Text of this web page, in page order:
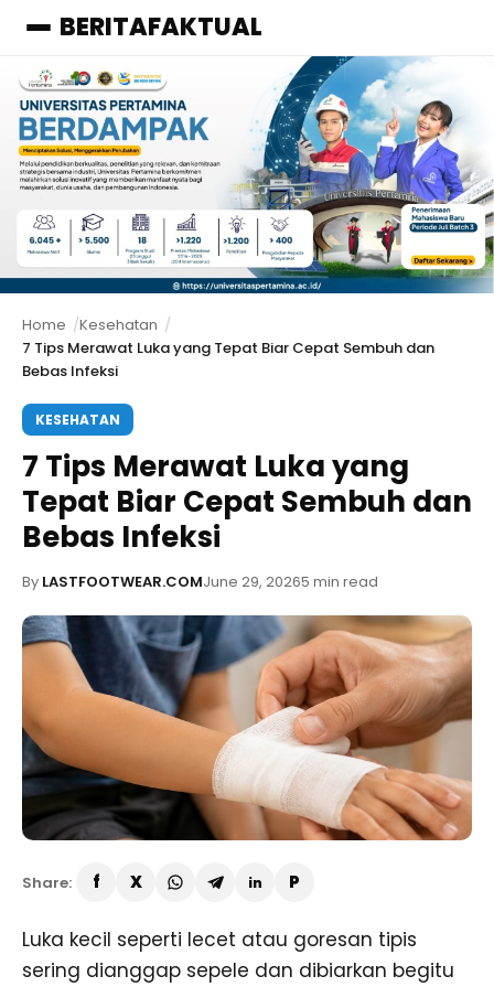
MenuBERITAFAKTUAL
Home
Kesehatan
7 Tips Merawat Luka yang Tepat Biar Cepat Sembuh dan
Bebas Infeksi
KESEHATAN
7 Tips Merawat Luka yang
Tepat Biar Cepat Sembuh dan
Bebas Infeksi
By LASTFOOTWEAR.COMJune 29, 20265 min read
Share:
Luka kecil seperti lecet atau goresan tipis
sering dianggap sepele dan dibiarkan begitu